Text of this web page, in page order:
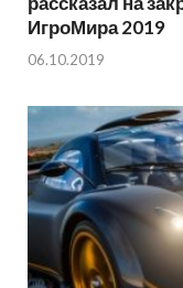
ИгроМира 2019
06.10.2019